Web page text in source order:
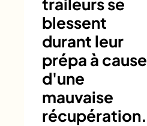
blessent
durant leur
prépa à cause
d'une
mauvaise
récupération.